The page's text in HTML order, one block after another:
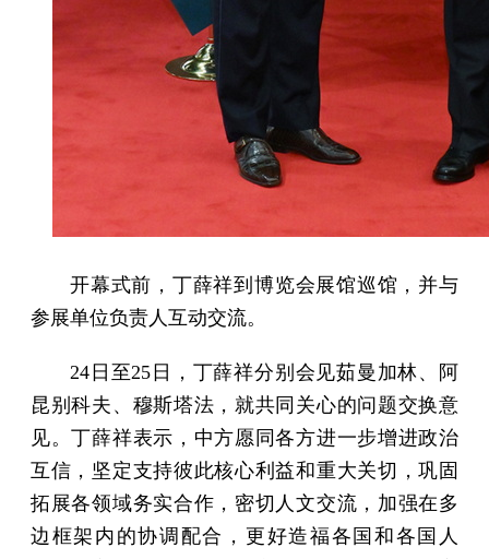
开幕式前，丁薛祥到博览会展馆巡馆，并与
参展单位负责人互动交流。
24日至25日，丁薛祥分别会见茹曼加林、阿
昆别科夫、穆斯塔法，就共同关心的问题交换意
见。丁薛祥表示，中方愿同各方进一步增进政治
互信，坚定支持彼此核心利益和重大关切，巩固
拓展各领域务实合作，密切人文交流，加强在多
边框架内的协调配合，更好造福各国和各国人